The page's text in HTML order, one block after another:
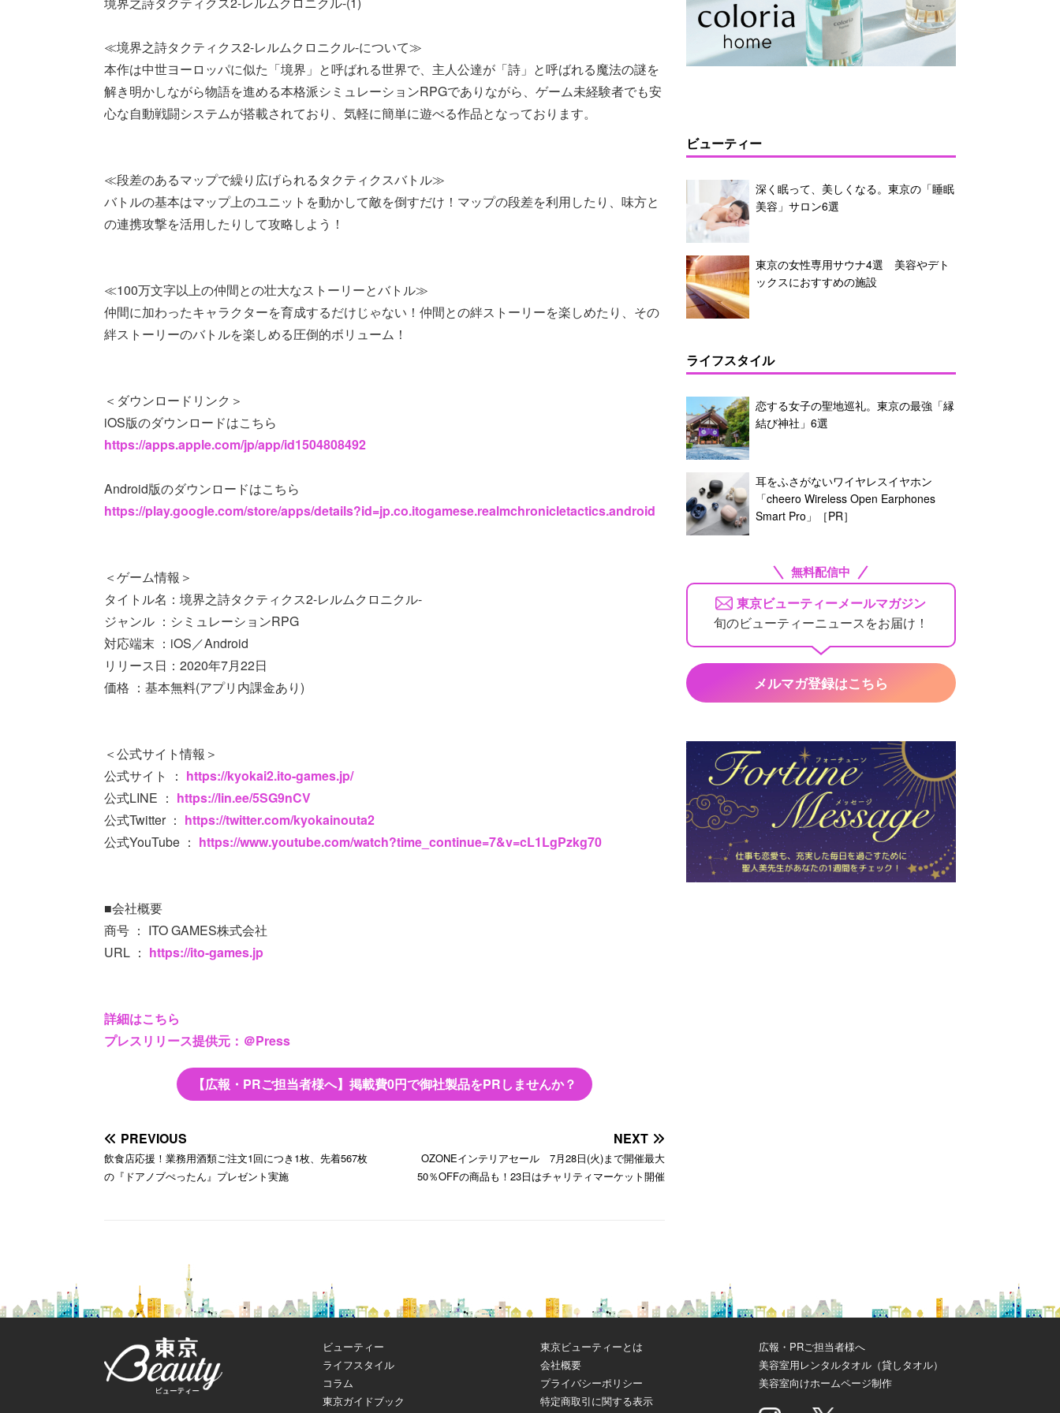
≪境界之詩タクティクス2-レルムクロニクル-について≫
本作は中世ヨーロッパに似た「境界」と呼ばれる世界で、主人公達が「詩」と呼ばれる魔法の謎を
解き明かしながら物語を進める本格派シミュレーションRPGでありながら、ゲーム未経験者でも安
心な自動戦闘システムが搭載されており、気軽に簡単に遊べる作品となっております。
≪段差のあるマップで繰り広げられるタクティクスバトル≫
バトルの基本はマップ上のユニットを動かして敵を倒すだけ！マップの段差を利用したり、味方と
の連携攻撃を活用したりして攻略しよう！
≪100万文字以上の仲間との壮大なストーリーとバトル≫
仲間に加わったキャラクターを育成するだけじゃない！仲間との絆ストーリーを楽しめたり、その
絆ストーリーのバトルを楽しめる圧倒的ボリューム！
＜ダウンロードリンク＞
iOS版のダウンロードはこちら
https://apps.apple.com/jp/app/id1504808492
Android版のダウンロードはこちら
https://play.google.com/store/apps/details?id=jp.co.itogamese.realmchronicletactics.android
＜ゲーム情報＞
タイトル名：境界之詩タクティクス2-レルムクロニクル-
ジャンル ：シミュレーションRPG
対応端末 ：iOS／Android
リリース日：2020年7月22日
価格 ：基本無料(アプリ内課金あり)
＜公式サイト情報＞
公式サイト ： https://kyokai2.ito-games.jp/
公式LINE ： https://lin.ee/5SG9nCV
公式Twitter ： https://twitter.com/kyokainouta2
公式YouTube ： https://www.youtube.com/watch?time_continue=7&v=cL1LgPzkg70
■会社概要
商号 ： ITO GAMES株式会社
URL ： https://ito-games.jp
詳細はこちら
プレスリリース提供元：＠Press
【広報・PRご担当者様へ】掲載費0円で御社製品をPRしませんか？
PREVIOUS
飲食店応援！業務用酒類ご注文1回につき1枚、先着567枚
の『ドアノブぺったん』プレゼント実施
NEXT
OZONEインテリアセール 7月28日(火)まで開催最大
50％OFFの商品も！23日はチャリティマーケット開催
ビューティー
深く眠って、美しくなる。東京の「睡眠
美容」サロン6選
東京の女性専用サウナ4選 美容やデト
ックスにおすすめの施設
ライフスタイル
恋する女子の聖地巡礼。東京の最強「縁
結び神社」6選
耳をふさがないワイヤレスイヤホン
「cheero Wireless Open Earphones
Smart Pro」［PR］
無料配信中
東京ビューティーメールマガジン
旬のビューティーニュースをお届け！
メルマガ登録はこちら
ビューティー
ライフスタイル
コラム
東京ガイドブック
東京ビューティーとは
会社概要
プライバシーポリシー
特定商取引に関する表示
広報・PRご担当者様へ
美容室用レンタルタオル（貸しタオル）
美容室向けホームページ制作